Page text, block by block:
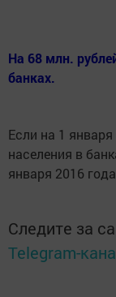
На 68 млн.
банках.
Если на 1
населения в
января 2016
Следите за
Telegram-